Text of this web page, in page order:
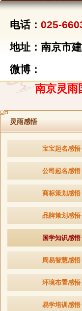
电话： 025-
地址：南京市
微博：
南京灵雨
灵雨感悟
宝宝起名感悟
公司起名感悟
商标策划感悟
品牌策划感悟
国学知识感悟
周易智慧感悟
环境布置感悟
易学培训感悟